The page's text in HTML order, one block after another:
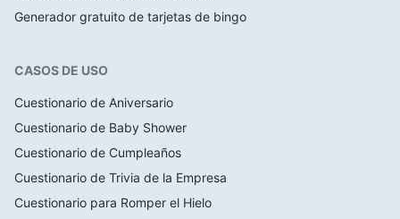
Generador gratuito de tarjetas de bingo
CASOS DE USO
Cuestionario de Aniversario
Cuestionario de Baby Shower
Cuestionario de Cumpleaños
Cuestionario de Trivia de la Empresa
Cuestionario para Romper el Hielo